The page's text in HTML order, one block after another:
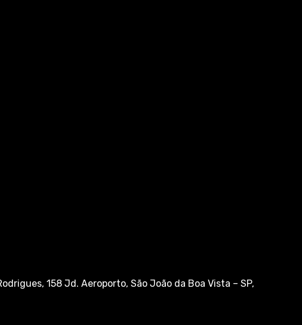
158 Jd. Aeroporto, São João da Boa Vista – SP,